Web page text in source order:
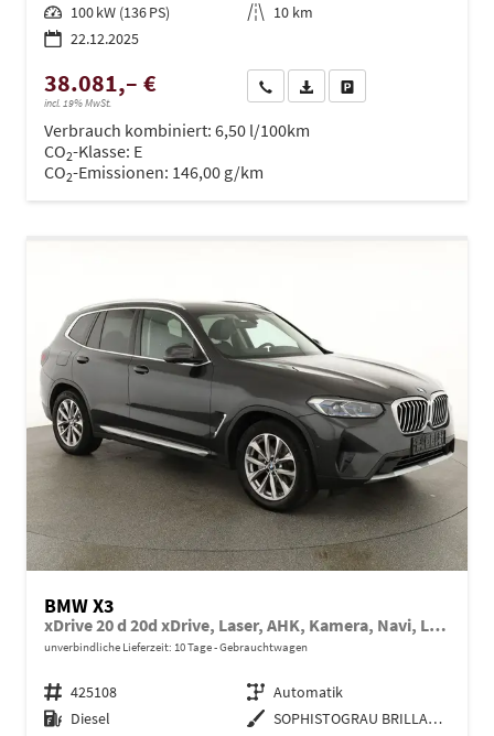
Leistung 100 kW (136 PS) Kilometerstand 10 km
22.12.2025
38.081,– €
incl. 19% MwSt.
Wir rufen Sie anPDF-Datei, Fahrzeugexposé
Verbrauch kombiniert: 6,50 l/100km
CO2-Klasse: E
CO2-Emissionen: 146,00 g/km
BMW X3
xDrive 20 d 20d xDrive, Laser, AHK, Kamera, Navi, Leder, 19-Zoll
unverbindliche Lieferzeit: 10 Tage Gebrauchtwagen
Fahrzeugnr. 425108 Getriebe Automatik
Kraftstoff Diesel Außenfarbe
SOPHISTOGRAU BRILLANTEFFEKT METALLI